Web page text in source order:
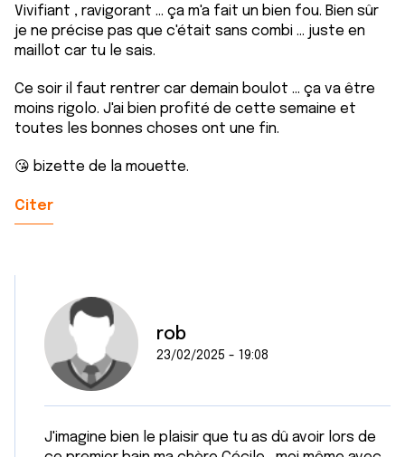
Vivifiant , ravigorant ... ça m'a fait un bien fou. Bien sûr
je ne précise pas que c'était sans combi ... juste en
maillot car tu le sais.
Ce soir il faut rentrer car demain boulot ... ça va être
moins rigolo. J'ai bien profité de cette semaine et
toutes les bonnes choses ont une fin.
😘 bizette de la mouette.
Citer
rob
23/02/2025 - 19:08
J'imagine bien le plaisir que tu as dû avoir lors de